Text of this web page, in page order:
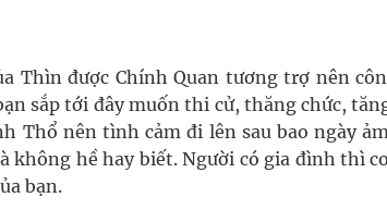
Thìn được Chính Quan tương trợ nên
sắp tới đây muốn thi cử, thăng chức,
Thổ nên tình cảm đi lên sau bao ngày
không hề hay biết. Người có gia đình thì
bạn.